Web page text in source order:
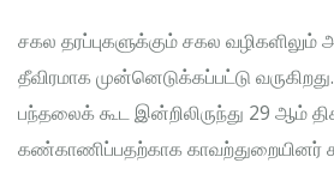
சகல தரப்புகளுக்கும் சகல
தீவிரமாக முன்னெடுக்கப்பட்டு
பந்தலைக் கூட இன்றிலிருந்து 29 ஆம்
கண்காணிப்பதற்காக காவற்துறையினர்